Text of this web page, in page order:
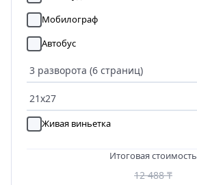
Мобилограф
Автобус
Живая виньетка
Итоговая стоимость
12 488 ₸